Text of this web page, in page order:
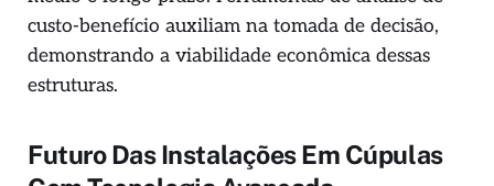
custo-benefício auxiliam na tomada de decisão,
demonstrando a viabilidade econômica dessas
estruturas.
Futuro Das Instalações Em Cúpulas